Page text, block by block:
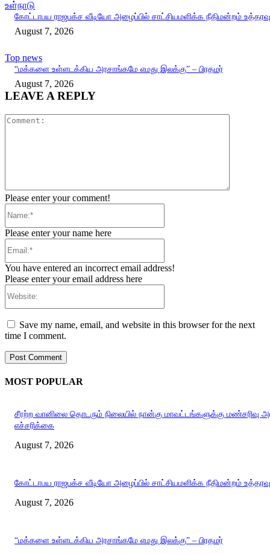
உள்நாடு
கோட்டாபய ராஜபக்ச வீடியோ அழைப்பில் சாட்சியமளிக்க நீதிமன்றம் உத்தரவு
August 7, 2026
Top news
“மக்களை உள்ளடக்கிய அரசாங்கமே எமது இலக்கு” – பிரதமர்
August 7, 2026
LEAVE A REPLY
Please enter your comment!
Please enter your name here
You have entered an incorrect email address!
Please enter your email address here
Save my name, email, and website in this browser for the next
time I comment.
MOST POPULAR
சீரற்ற வானிலை தொடரும் நிலையில் நான்கு மாவட்டங்களுக்கு மண்சரிவு
எச்சரிக்கை
August 7, 2026
கோட்டாபய ராஜபக்ச வீடியோ அழைப்பில் சாட்சியமளிக்க நீதிமன்றம் உத்தரவு
August 7, 2026
“மக்களை உள்ளடக்கிய அரசாங்கமே எமது இலக்கு” – பிரதமர்